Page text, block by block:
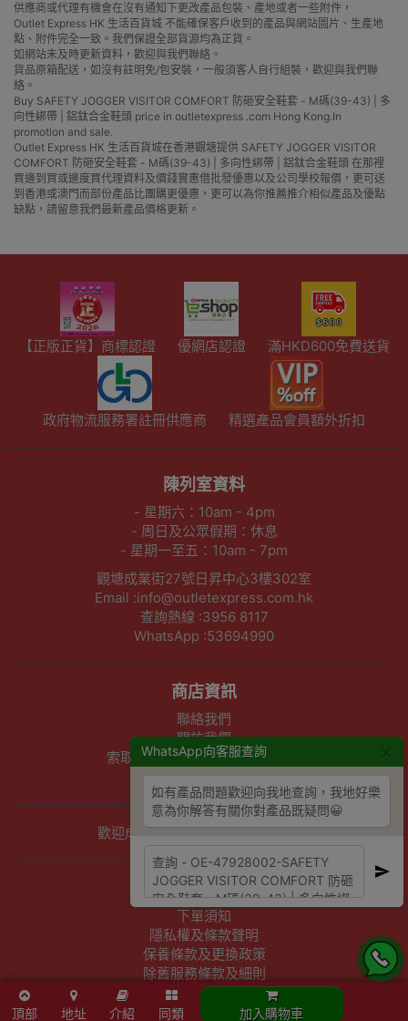
供應商或代理有機會在沒有通知下更改產品包裝、產地或者一些附件，
Outlet Express HK 生活百貨城 不能確保客戶收到的產品與網站圖片、生產地
點、附件完全一致。我們保證全部貨源均為正貨。
如網站未及時更新資料，歡迎與我們聯絡。
貨品原箱配送，如沒有註明免/包安裝，一般須客人自行組裝，歡迎與我們聯
絡。
Buy SAFETY JOGGER VISITOR COMFORT 防砸安全鞋套 - M碼(39-43) | 多
向性綁帶 | 鋁鈦合金鞋頭 price in outletexpress .com Hong Kong.In
promotion and sale.
Outlet Express HK 生活百貨城在香港觀塘提供 SAFETY JOGGER VISITOR
COMFORT 防砸安全鞋套 - M碼(39-43) | 多向性綁帶 | 鋁鈦合金鞋頭 在那裡
買邊到買或邊度買代理資料及價錢實惠借批發優惠以及公司學校報價，更可送
到香港或澳門而部份產品比團購更優惠，更可以為你推薦推介相似產品及優點
缺點，請留意我們最新產品價格更新。
WhatsApp向客服查詢
如有產品問題歡迎向我地查詢，我地好樂
意為你解答有關你對產品既疑問😀
頂部 地址 介紹 同類 加入購物車
【正版正貨】商標認證 優網店認證 滿HKD600免費送貨
政府物流服務署註冊供應商 精選產品會員額外折扣
陳列室資料
- 星期六：10am - 4pm
- 周日及公眾假期：休息
- 星期一至五：10am - 7pm
觀塘成業街27號日昇中心3樓302室
Email :info@outletexpress.com.hk
查詢熱線 :3956 8117
WhatsApp :53694990
商店資訊
聯絡我們
關於我們
索取報價 公司、學校或機構採購
歡迎成為Outlet Express HK供應商
其他資訊
下單須知
隱私權及條款聲明
保養條款及更換政策
除舊服務條款及細則
條款及細則
網站地圖